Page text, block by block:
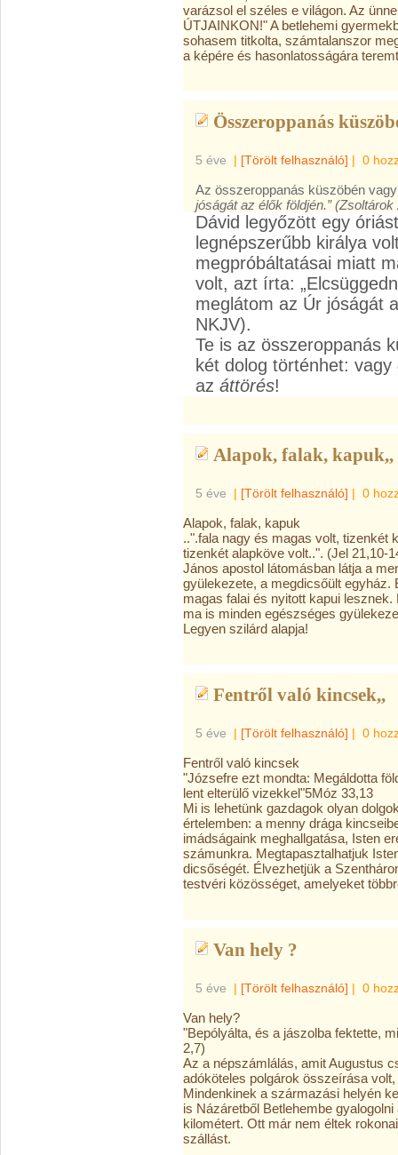
varázsol el széles e világon. Az
ÚTJAINKON!" A betlehemi
sohasem titkolta, számtalanszor
a képére és hasonlatosságára
Összeroppanás
5 éve | [Törölt felhasználó] | 0
Az összeroppanás küszöbén
jóságát az élők földjén.” (Zsoltárok
Dávid legyőzött egy
legnépszerűbb királya
megpróbáltatásai miatt
volt, azt írta:
meglátom az Úr jóságát
NKJV).
Te is az összeroppanás
két dolog történhet: vagy
az áttörés!
Alapok, falak, kapuk,,
5 éve | [Törölt felhasználó] | 0
Alapok, falak, kapuk
..".fala nagy és magas volt, tizenkét
tizenkét alapköve volt..". (Jel 21,10-
János apostol látomásban látja a
gyülekezete, a megdicsőült egyház.
magas falai és nyitott kapui
ma is minden egészséges
Legyen szilárd alapja!
Fentről való kincsek,,
5 éve | [Törölt felhasználó] | 0
Fentről való kincsek
"Józsefre ezt mondta: Megáldotta
lent elterülő vizekkel"5Móz 33,13
Mi is lehetünk gazdagok olyan
értelemben: a menny drága
imádságaink meghallgatása, Isten
számunkra. Megtapasztalhatjuk
dicsőségét. Élvezhetjük a
testvéri közösséget, amelyeket
Van hely ?
5 éve | [Törölt felhasználó] | 0
Van hely?
"Bepólyálta, és a jászolba fektette,
2,7)
Az a népszámlálás, amit Augustus
adóköteles polgárok összeírása
Mindenkinek a származási helyén
is Názáretből Betlehembe
kilométert. Ott már nem éltek
szállást.